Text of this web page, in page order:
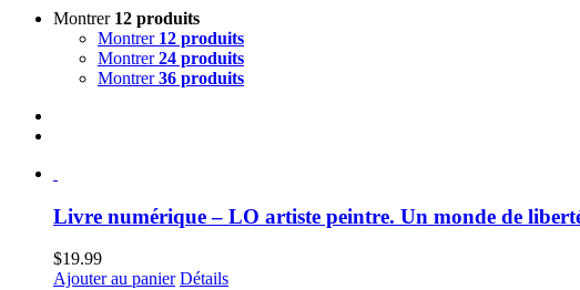
Montrer 12 produits
Montrer 12 produits
Montrer24 produits
Montrer36 produits
Livre numérique – LO artiste peintre. Un monde de
$19.99
Ajouter au panier Détails